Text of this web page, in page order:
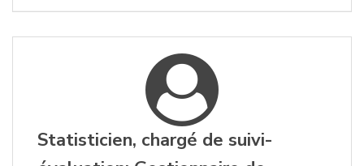
Statisticien, chargé de suivi-